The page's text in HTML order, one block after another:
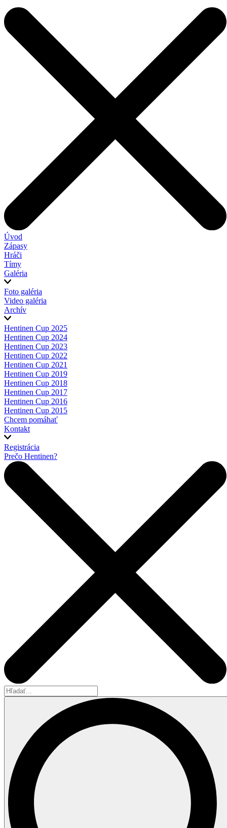
Úvod
Zápasy
Hráči
Tímy
Galéria
Foto galéria
Video galéria
Archív
Hentinen Cup 2025
Hentinen Cup 2024
Hentinen Cup 2023
Hentinen Cup 2022
Hentinen Cup 2021
Hentinen Cup 2019
Hentinen Cup 2018
Hentinen Cup 2017
Hentinen Cup 2016
Hentinen Cup 2015
Chcem pomáhať
Kontakt
Registrácia
Prečo Hentinen?
Hľadať...